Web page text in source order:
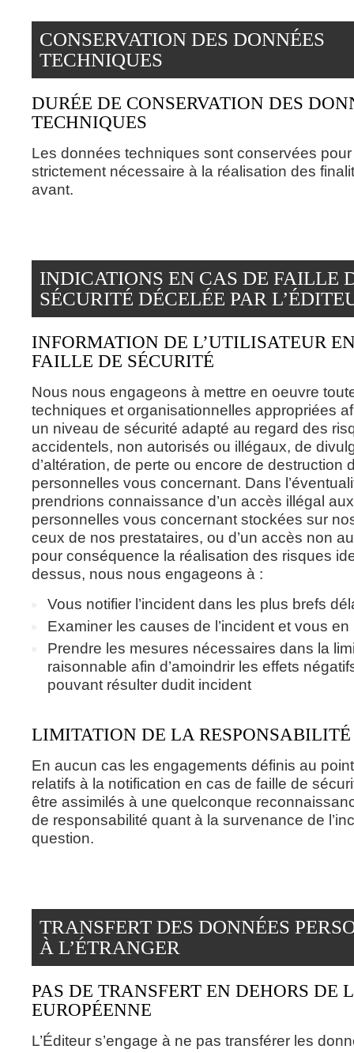
CONSERVATION DES DONNÉES
TECHNIQUES
DURÉE DE CONSERVATION DES
TECHNIQUES
Les données techniques sont conservées
strictement nécessaire à la réalisation des
avant.
INDICATIONS EN CAS DE FAILLE
SÉCURITÉ DÉCELÉE PAR
INFORMATION DE L’UTILISATEUR
FAILLE DE SÉCURITÉ
Nous nous engageons à mettre en oeuvre
techniques et organisationnelles appropriées
un niveau de sécurité adapté au regard des
accidentels, non autorisés ou illégaux, de
d’altération, de perte ou encore de destruction
personnelles vous concernant. Dans
prendrions connaissance d’un accès illégal
personnelles vous concernant stockées sur
ceux de nos prestataires, ou d’un accès non
pour conséquence la réalisation des risques
dessus, nous nous engageons à :
Vous notifier l’incident dans les plus brefs
Examiner les causes de l’incident et vous en
Prendre les mesures nécessaires dans la
raisonnable afin d’amoindrir les effets
pouvant résulter dudit incident
LIMITATION DE LA RESPONSABILITÉ
En aucun cas les engagements définis au
relatifs à la notification en cas de faille de
être assimilés à une quelconque
de responsabilité quant à la survenance de
question.
TRANSFERT DES DONNÉES
À L’ÉTRANGER
PAS DE TRANSFERT EN DEHORS DE
EUROPÉENNE
L’Éditeur s’engage à ne pas transférer les